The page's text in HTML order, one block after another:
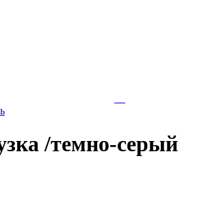
/темно-серый